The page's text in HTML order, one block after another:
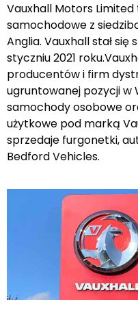
Vauxhall Motors
samochodowe z
Anglia. Vauxhall stał się
styczniu 2021
producentów i firm
ugruntowanej pozycji w
samochody osobowe
użytkowe pod marką
sprzedaje furgonetki,
Bedford Vehicles.